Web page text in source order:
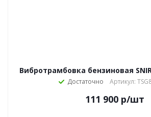
Вибротрамбовка бензиновая
Достаточно Артикул:
111 900 р/шт